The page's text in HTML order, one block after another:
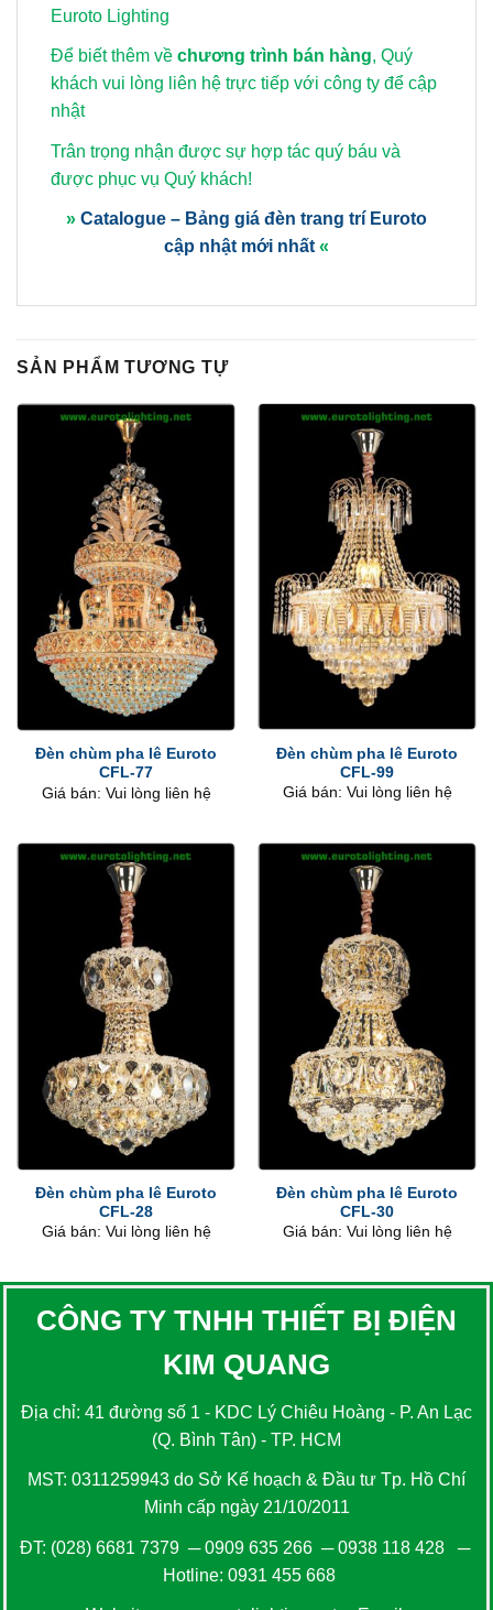
Euroto Lighting
Để biết thêm về chương trình bán hàng, Quý
khách vui lòng liên hệ trực tiếp với công ty để cập
nhật
Trân trọng nhận được sự hợp tác quý báu và
được phục vụ Quý khách!
» Catalogue – Bảng giá đèn trang trí Euroto
cập nhật mới nhất «
SẢN PHẨM TƯƠNG TỰ
Đèn chùm pha lê Euroto
CFL-77
Giá bán: Vui lòng liên hệ
Đèn chùm pha lê Euroto
CFL-99
Giá bán: Vui lòng liên hệ
Đèn chùm pha lê Euroto
CFL-28
Giá bán: Vui lòng liên hệ
Đèn chùm pha lê Euroto
CFL-30
Giá bán: Vui lòng liên hệ
CÔNG TY TNHH THIẾT BỊ ĐIỆN
KIM QUANG
Địa chỉ: 41 đường số 1 - KDC Lý Chiêu Hoàng - P. An Lạc
(Q. Bình Tân) - TP. HCM
MST: 0311259943 do Sở Kế hoạch & Đầu tư Tp. Hồ Chí
Minh cấp ngày 21/10/2011
ĐT: (028) 6681 7379 ─0909 635 266─0938 118 428─
Hotline: 0931 455 668